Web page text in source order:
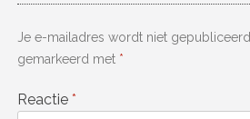
Je e-mailadres wordt niet gepubliceerd.
gemarkeerd met *
Reactie *